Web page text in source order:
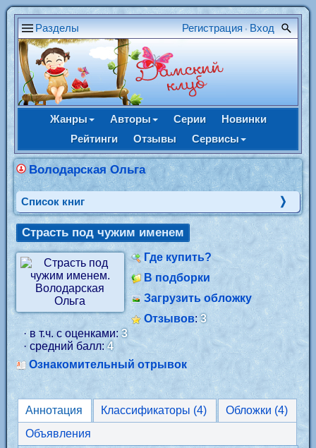
Разделы Регистрация • Вход
Жанры Авторы Серии
Новинки
Рейтинги
Отзывы Сервисы
Володарская Ольга
Cписок книг
Страсть под чужим именем
Где купить?
В подборки
Загрузить обложку
Отзывов:3
· в т.ч. с оценками: 3
· средний балл:4
Ознакомительный отрывок
Аннотация Классификаторы (4)
Обложки (4)
Объявления